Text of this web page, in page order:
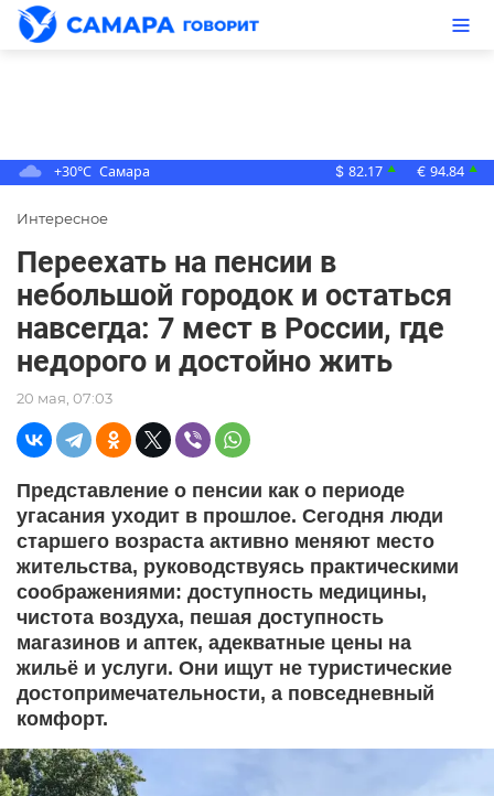
+30°C Самара $ 82.17 ▲ € 94.84 ▲
Интересное
Переехать на пенсии в
небольшой городок и остаться
навсегда: 7 мест в России, где
недорого и достойно жить
20 мая, 07:03
Представление о пенсии как о периоде
угасания уходит в прошлое. Сегодня люди
старшего возраста активно меняют место
жительства, руководствуясь практическими
соображениями: доступность медицины,
чистота воздуха, пешая доступность
магазинов и аптек, адекватные цены на
жильё и услуги. Они ищут не туристические
достопримечательности, а повседневный
комфорт.